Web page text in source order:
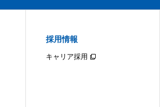
採用情報
キャリア採用